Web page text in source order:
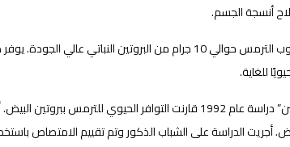
أنسجة الجسم.
توفر حصة 30 جرام من حبوب الترمس حوالي 10 جرام من
للغاية.
نشرت “جورنال أوف نيوترشن” دراسة عام 1992 قارنت التوافر